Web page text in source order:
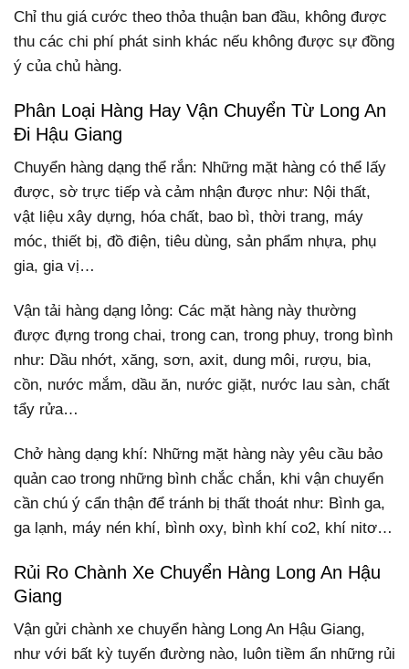
Chỉ thu giá cước theo thỏa thuận ban đầu, không được
thu các chi phí phát sinh khác nếu không được sự đồng
ý của chủ hàng.
Phân Loại Hàng Hay Vận Chuyển Từ Long An
Đi Hậu Giang
Chuyển hàng dạng thể rắn: Những mặt hàng có thể lấy
được, sờ trực tiếp và cảm nhận được như: Nội thất,
vật liệu xây dựng, hóa chất, bao bì, thời trang, máy
móc, thiết bị, đồ điện, tiêu dùng, sản phẩm nhựa, phụ
gia, gia vị…
Vận tải hàng dạng lỏng: Các mặt hàng này thường
được đựng trong chai, trong can, trong phuy, trong bình
như: Dầu nhớt, xăng, sơn, axit, dung môi, rượu, bia,
cồn, nước mắm, dầu ăn, nước giặt, nước lau sàn, chất
tẩy rửa…
Chở hàng dạng khí: Những mặt hàng này yêu cầu bảo
quản cao trong những bình chắc chắn, khi vận chuyển
cần chú ý cẩn thận để tránh bị thất thoát như: Bình ga,
ga lạnh, máy nén khí, bình oxy, bình khí co2, khí nitơ…
Rủi Ro Chành Xe Chuyển Hàng Long An Hậu
Giang
Vận gửi chành xe chuyển hàng Long An Hậu Giang,
như với bất kỳ tuyến đường nào, luôn tiềm ẩn những rủi